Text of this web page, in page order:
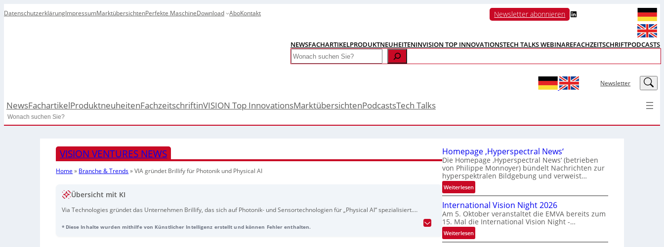
DatenschutzerklärungImpressumMarktübersichtenPerfekte MaschineDownload AboKontakt Newsletter abonnieren LinkedIn
NEWSFACHARTIKELPRODUKTNEUHEITENINVISION TOP INNOVATIONSTECH TALKS WEBINAREFACHZEITSCHRIFTPODCASTS
Search
Newsletter LinkedIn
NewsFachartikelProduktneuheitenFachzeitschriftinVISION Top InnovationsMarktübersichtenPodcastsTech Talks
Search
VISION VENTURES NEWS
Home » Branche & Trends»VIA gründet Brillify für Photonik und Physical AI
Übersicht mit KI
Via Technologies gründet das Unternehmen Brillify, das sich auf Photonik- und Sensortechnologien für „Physical AI“ spezialisiert.
AI-Systemebeschleunigen. Geplant sind integrierte photonische Lösungen für Drohnen, Robotik, Consumer Electronics und die
* Diese Inhalte wurden mithilfe von Künstlicher Intelligenz erstellt und können Fehler enthalten.
Homepage ‚Hyperspectral News‘
Die Homepage ‚Hyperspectral News‘ (betrieben
von Philippe Monnoyer) bündelt Nachrichten zur
hyperspektralen Bildgebung und verweist…
Weiterlesen:
H
o
m
e
p
a
International Vision Night 2026
Am 5. Oktober veranstaltet die EMVA bereits zum
15. Mal die International Vision Night -…
Weiterlesen:
I